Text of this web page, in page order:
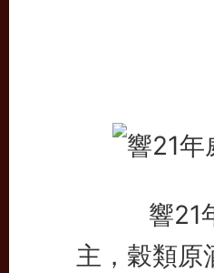
響21年
主，穀類原